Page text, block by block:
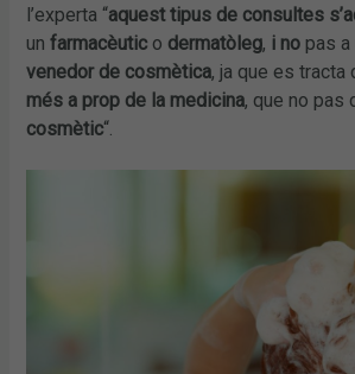
l’experta “aquest tipus de consultes
unfarmacèutic o dermatòleg, i no pas a
venedor de cosmètica, ja que es tracta
més a prop de la medicina, que no pas
cosmètic“.